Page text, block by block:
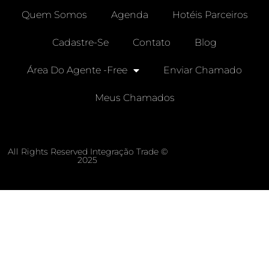
Quem Somos Agenda Hotéis Parceiros
Cadastre-Se Contato Blog
Área Do Agente -free Enviar Chamado
Meus Chamados
All Rights Reserved Integração Trade ©
2025